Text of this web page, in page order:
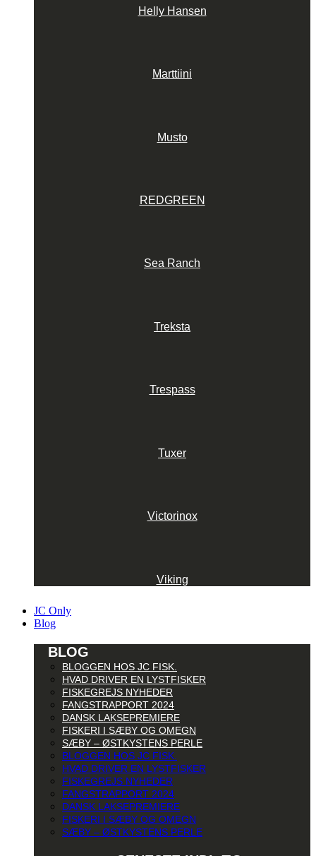
Helly Hansen
Marttiini
Musto
REDGREEN
Sea Ranch
Treksta
Trespass
Tuxer
Victorinox
Viking
JC Only
Blog
BLOG
BLOGGEN HOS JC FISK.
HVAD DRIVER EN LYSTFISKER
FISKEGREJS NYHEDER
FANGSTRAPPORT 2024
DANSK LAKSEPREMIERE
FISKERI I SÆBY OG OMEGN
SÆBY – ØSTKYSTENS PERLE
BLOGGEN HOS JC FISK.
HVAD DRIVER EN LYSTFISKER
FISKEGREJS NYHEDER
FANGSTRAPPORT 2024
DANSK LAKSEPREMIERE
FISKERI I SÆBY OG OMEGN
SÆBY – ØSTKYSTENS PERLE